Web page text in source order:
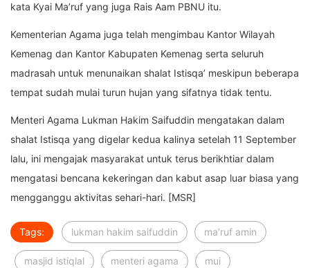
kata Kyai Ma’ruf yang juga Rais Aam PBNU itu.
Kementerian Agama juga telah mengimbau Kantor Wilayah
Kemenag dan Kantor Kabupaten Kemenag serta seluruh
madrasah untuk menunaikan shalat Istisqa’ meskipun beberapa
tempat sudah mulai turun hujan yang sifatnya tidak tentu.
Menteri Agama Lukman Hakim Saifuddin mengatakan dalam
shalat Istisqa yang digelar kedua kalinya setelah 11 September
lalu, ini mengajak masyarakat untuk terus berikhtiar dalam
mengatasi bencana kekeringan dan kabut asap luar biasa yang
mengganggu aktivitas sehari-hari. [MSR]
Tags: lukman hakim saifuddin ma’ruf amin
masjid istiqlal menteri agama mui